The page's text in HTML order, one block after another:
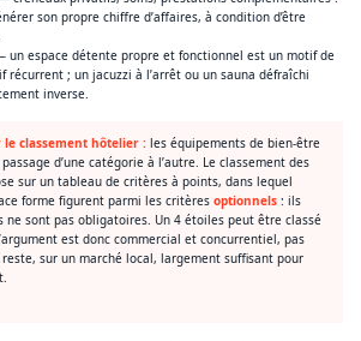
son propre chiffre d’affaires, à condition d’être
un espace détente propre et fonctionnel est un motif de
récurrent ; un jacuzzi à l’arrêt ou un sauna défraîchi
inverse.
classement hôtelier :les équipements de bien-être
d’une catégorie à l’autre. Le classement des
sur un tableau de critères à points, dans lequel
forme figurent parmi les critères optionnels: ils
ne sont pas obligatoires. Un 4 étoiles peut être classé
est donc commercial et concurrentiel, pas
sur un marché local, largement suffisant pour